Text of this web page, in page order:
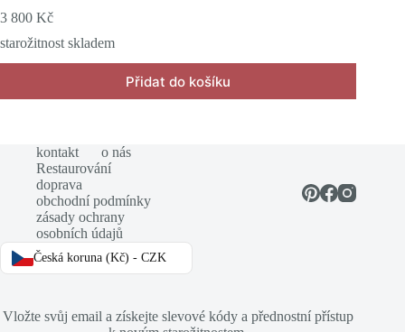
3 800 Kč
starožitnost skladem
Přidat do košíku
kontakt
o nás
Restaurování
doprava
obchodní podmínky
zásady ochrany
osobních údajů
Česká koruna (Kč) - CZK
Vložte svůj email a získejte slevové kódy a přednostní přístup